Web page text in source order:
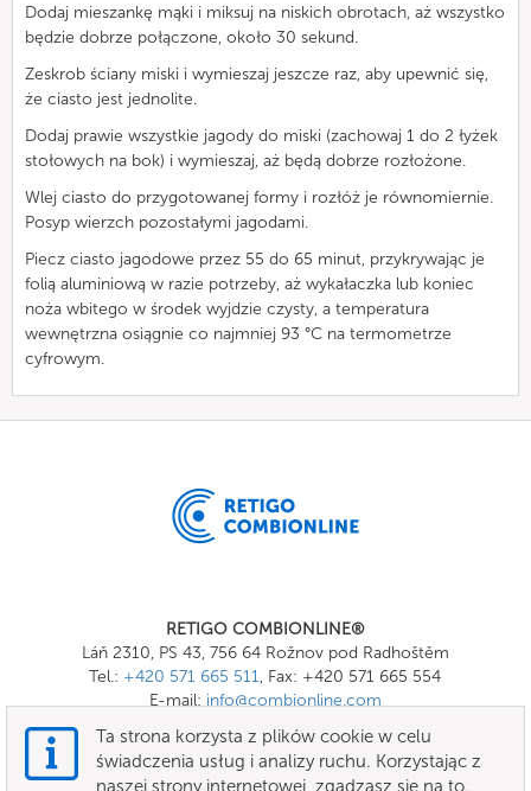
Dodaj mieszankę mąki i miksuj na niskich obrotach, aż wszystko
będzie dobrze połączone, około 30 sekund.
Zeskrob ściany miski i wymieszaj jeszcze raz, aby upewnić się,
że ciasto jest jednolite.
Dodaj prawie wszystkie jagody do miski (zachowaj 1 do 2 łyżek
stołowych na bok) i wymieszaj, aż będą dobrze rozłożone.
Wlej ciasto do przygotowanej formy i rozłóż je równomiernie.
Posyp wierzch pozostałymi jagodami.
Piecz ciasto jagodowe przez 55 do 65 minut, przykrywając je
folią aluminiową w razie potrzeby, aż wykałaczka lub koniec
noża wbitego w środek wyjdzie czysty, a temperatura
wewnętrzna osiągnie co najmniej 93 °C na termometrze
cyfrowym.
RETIGO COMBIONLINE®
Láň 2310, PS 43, 756 64 Rožnov pod Radhoštěm
Tel.: +420 571 665 511, Fax: +420 571 665 554
E-mail: info@combionline.com
OnlineMenu
Ta strona korzysta z plików cookie w celu
świadczenia usług i analizy ruchu. Korzystając z
naszej strony internetowej, zgadzasz się na to.